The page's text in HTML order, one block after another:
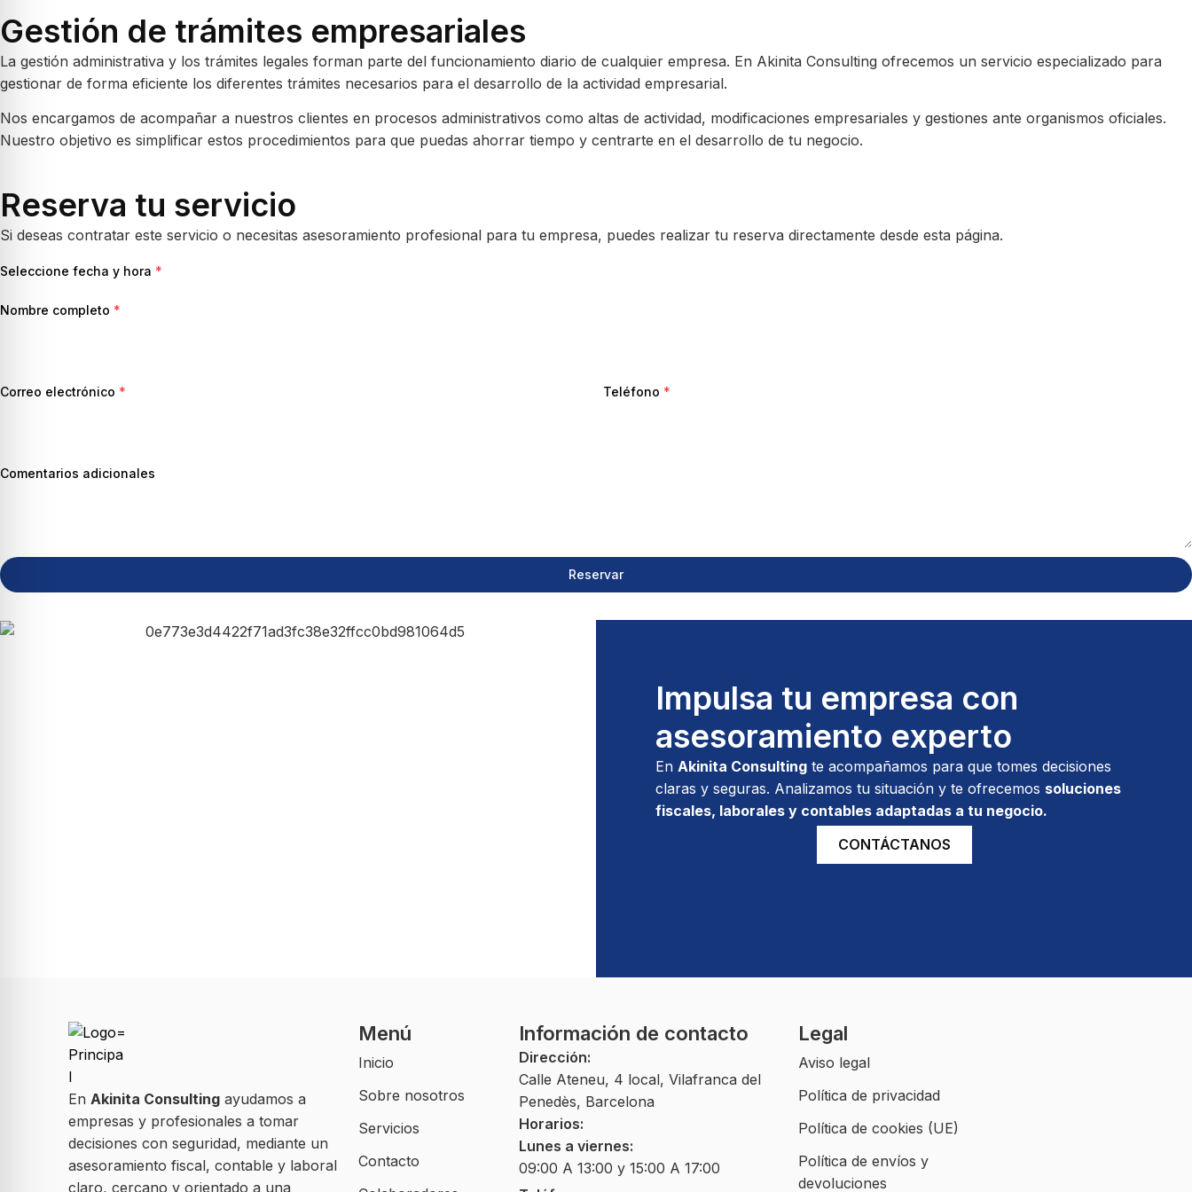
Gestión de trámites empresariales
La gestión administrativa y los trámites legales forman parte del funcionamiento diario de cualquier empresa. En Akinita Consulting ofrecemos un servicio especializado para
gestionar de forma eficiente los diferentes trámites necesarios para el desarrollo de la actividad empresarial.
Nos encargamos de acompañar a nuestros clientes en procesos administrativos como altas de actividad, modificaciones empresariales y gestiones ante organismos oficiales.
Nuestro objetivo es simplificar estos procedimientos para que puedas ahorrar tiempo y centrarte en el desarrollo de tu negocio.
Reserva tu servicio
Si deseas contratar este servicio o necesitas asesoramiento profesional para tu empresa, puedes realizar tu reserva directamente desde esta página.
Seleccione fecha y hora *
Nombre completo *
Correo electrónico * Teléfono *
Comentarios adicionales
Reservar
Impulsa tu empresa con
asesoramiento experto
En Akinita Consulting te acompañamos para que tomes decisiones
claras y seguras. Analizamos tu situación y te ofrecemos soluciones
fiscales, laborales y contables adaptadas a tu negocio.
CONTÁCTANOS
EnAkinita Consulting ayudamos a
empresas y profesionales a tomar
decisiones con seguridad, mediante un
asesoramiento fiscal, contable y laboral
claro, cercano y orientado a una
Menú
Inicio
Sobre nosotros
Servicios
Contacto
Información de contacto
Dirección:
Calle Ateneu, 4 local, Vilafranca del
Penedès, Barcelona
Horarios:
Lunes a viernes:
09:00 A 13:00 y 15:00 A 17:00
Legal
Aviso legal
Política de privacidad
Política de cookies (UE)
Política de envíos y
devoluciones